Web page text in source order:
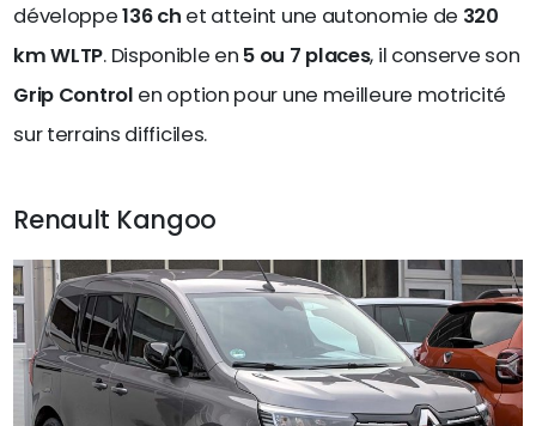
développe136 ch et atteint une autonomie de 320
km WLTP. Disponible en 5 ou 7 places, il conserve son
Grip Control en option pour une meilleure motricité
sur terrains difficiles.
Renault Kangoo